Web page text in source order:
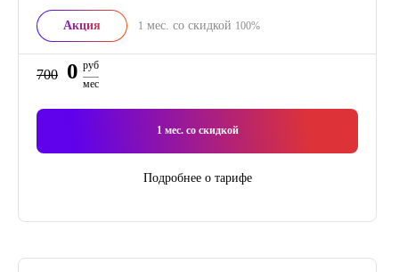
Акция 1 мес. со скидкой 100%
700 0 руб
мес
1мес. со скидкой
Подробнее о тарифе